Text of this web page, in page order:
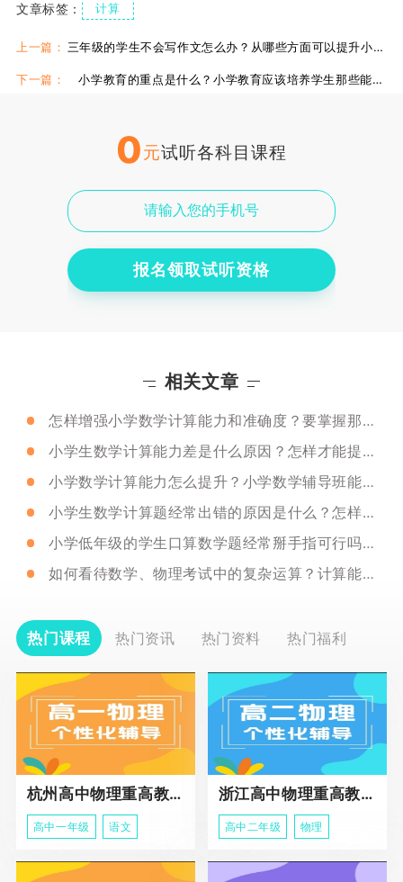
文章标签： 计算
上一篇： 三年级的学生不会写作文怎么办？从哪些方面可以提升小学生的写作能力？
下一篇： 小学教育的重点是什么？小学教育应该培养学生那些能力？
0元试听各科目课程
报名领取试听资格
相关文章
怎样增强小学数学计算能力和准确度？要掌握那些技能？
小学生数学计算能力差是什么原因？怎样才能提升数学计算能力？
小学数学计算能力怎么提升？小学数学辅导班能帮助提升哪些能力？
小学生数学计算题经常出错的原因是什么？怎样才能增强小学生的计算能力？
小学低年级的学生口算数学题经常掰手指可行吗？如何正确引导？
如何看待数学、物理考试中的复杂运算？计算能力和知识哪个更重要？
热门课程 热门资讯 热门资料 热门福利
杭州高中物理重高教育春季班
高中一年级 语文
浙江高中物理重高教育春季班
高中二年级 物理